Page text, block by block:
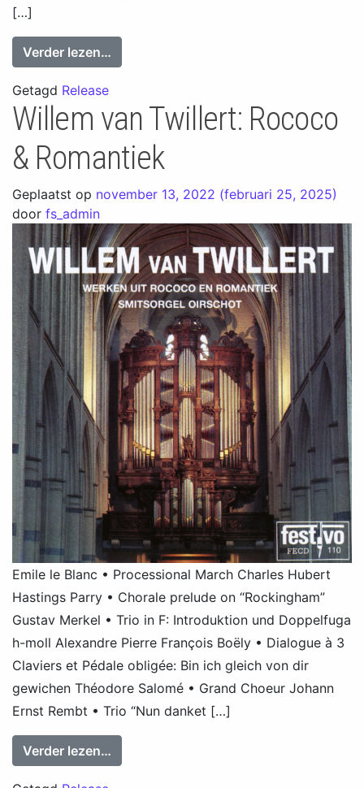
[…]
Verder lezen…
Getagd Release
Willem van Twillert: Rococo
& Romantiek
Geplaatst op november 13, 2022 (februari 25, 2025)
door fs_admin
Emile le Blanc • Processional March Charles Hubert
Hastings Parry • Chorale prelude on “Rockingham”
Gustav Merkel • Trio in F: Introduktion und Doppelfuga
h-moll Alexandre Pierre François Boëly • Dialogue à 3
Claviers et Pédale obligée: Bin ich gleich von dir
gewichen Théodore Salomé • Grand Choeur Johann
Ernst Rembt • Trio “Nun danket […]
Verder lezen…